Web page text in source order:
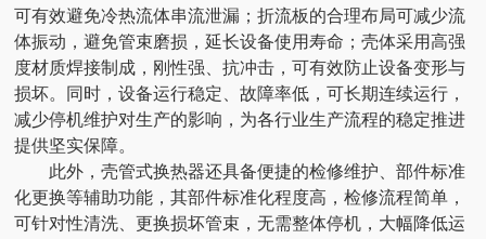
可有效避免冷热流体串流泄漏；折流板的合理布局可减少流
体振动，避免管束磨损，延长设备使用寿命；壳体采用高强
度材质焊接制成，刚性强、抗冲击，可有效防止设备变形与
损坏。同时，设备运行稳定、故障率低，可长期连续运行，
减少停机维护对生产的影响，为各行业生产流程的稳定推进
提供坚实保障。
此外，壳管式换热器还具备便捷的检修维护、部件标准
化更换等辅助功能，其部件标准化程度高，检修流程简单，
可针对性清洗、更换损坏管束，无需整体停机，大幅降低运